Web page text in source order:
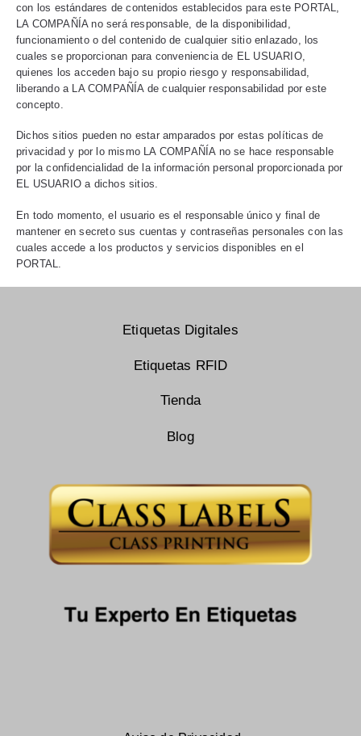
con los estándares de contenidos establecidos para este PORTAL,
LA COMPAÑÍA no será responsable, de la disponibilidad,
funcionamiento o del contenido de cualquier sitio enlazado, los
cuales se proporcionan para conveniencia de EL USUARIO,
quienes los acceden bajo su propio riesgo y responsabilidad,
liberando a LA COMPAÑÍA de cualquier responsabilidad por este
concepto.
Dichos sitios pueden no estar amparados por estas políticas de
privacidad y por lo mismo LA COMPAÑÍA no se hace responsable
por la confidencialidad de la información personal proporcionada por
EL USUARIO a dichos sitios.
En todo momento, el usuario es el responsable único y final de
mantener en secreto sus cuentas y contraseñas personales con las
cuales accede a los productos y servicios disponibles en el
PORTAL.
Etiquetas Digitales
Etiquetas RFID
Tienda
Blog